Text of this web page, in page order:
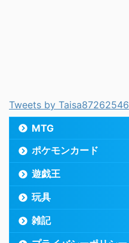
Tweets by Taisa87262546
MTG
ポケモンカード
遊戯王
玩具
雑記